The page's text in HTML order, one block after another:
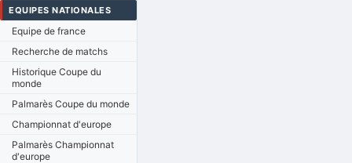
EQUIPES NATIONALES
Equipe de france
Recherche de matchs
Historique Coupe du
monde
Palmarès Coupe du monde
Championnat d'europe
Palmarès Championnat
d'europe